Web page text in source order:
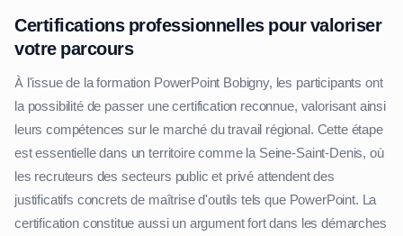
Certifications professionnelles pour valoriser
votre parcours
À l'issue de la formation PowerPoint Bobigny, les participants ont
la possibilité de passer une certification reconnue, valorisant ainsi
leurs compétences sur le marché du travail régional. Cette étape
est essentielle dans un territoire comme la Seine-Saint-Denis, où
les recruteurs des secteurs public et privé attendent des
justificatifs concrets de maîtrise d'outils tels que PowerPoint. La
certification constitue aussi un argument fort dans les démarches